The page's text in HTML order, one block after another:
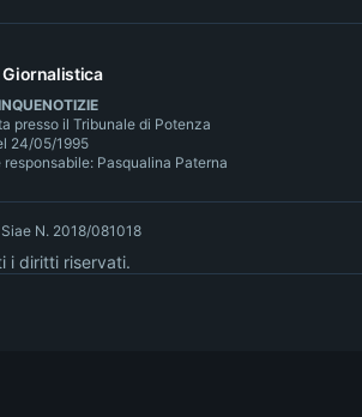
Giornalistica
presso il Tribunale di Potenza
24/05/1995
responsabile: Pasqualina Paterna
N. 2018/081018
i diritti riservati.